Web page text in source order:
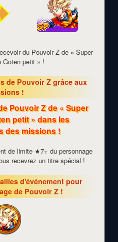
du Pouvoir Z de « Super
Goten petit » !
de Pouvoir Z grâce aux
!
Pouvoir Z de « Super
petit » dans les
des missions !
de limite ★7+ du personnage
recevrez un titre spécial !
d'événement pour
de Pouvoir Z !